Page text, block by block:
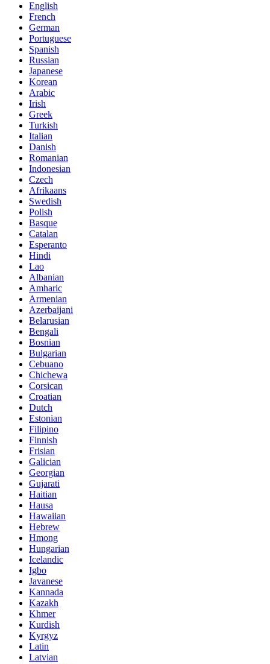
English
French
German
Portuguese
Spanish
Russian
Japanese
Korean
Arabic
Irish
Greek
Turkish
Italian
Danish
Romanian
Indonesian
Czech
Afrikaans
Swedish
Polish
Basque
Catalan
Esperanto
Hindi
Lao
Albanian
Amharic
Armenian
Azerbaijani
Belarusian
Bengali
Bosnian
Bulgarian
Cebuano
Chichewa
Corsican
Croatian
Dutch
Estonian
Filipino
Finnish
Frisian
Galician
Georgian
Gujarati
Haitian
Hausa
Hawaiian
Hebrew
Hmong
Hungarian
Icelandic
Igbo
Javanese
Kannada
Kazakh
Khmer
Kurdish
Kyrgyz
Latin
Latvian